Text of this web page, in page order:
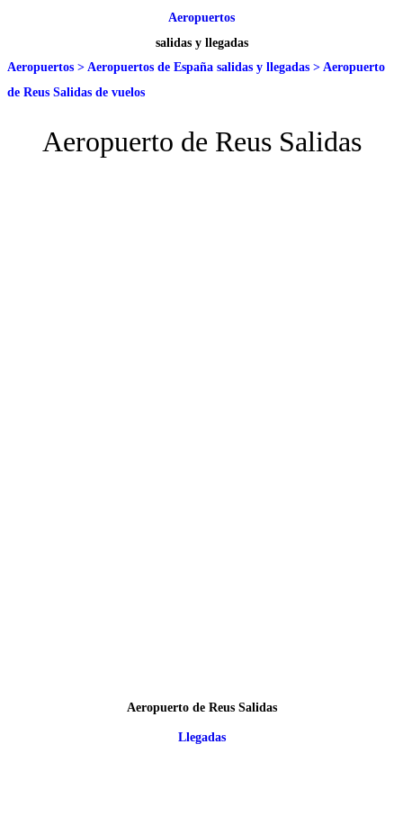
Aeropuertos
salidas y llegadas
Aeropuertos > Aeropuertos de España salidas y llegadas > Aeropuerto
de Reus Salidas de vuelos
Aeropuerto de Reus Salidas
Aeropuerto de Reus Salidas
Llegadas